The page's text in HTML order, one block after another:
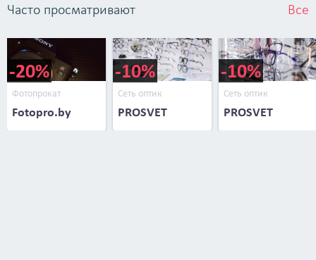
Часто просматривают Все
-20%
Фотопрокат
Fotopro.by
-10%
Сеть оптик
PROSVET
-10%
Сеть оптик
PROSVET